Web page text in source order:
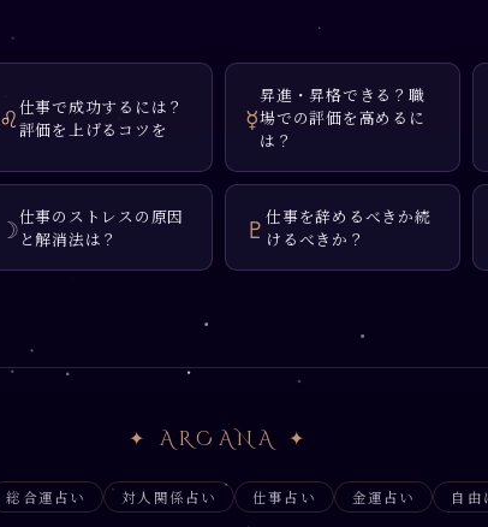
♌仕事で成功するには？
評価を上げるコツを
☿
昇進・昇格できる？職
場での評価を高めるに
は？
☽仕事のストレスの原因
と解消法は？
♇ 仕事を辞めるべきか続
けるべきか？
✦ ARCANA ✦
総合運占い 対人関係占い 仕事占い 金運占い 自由